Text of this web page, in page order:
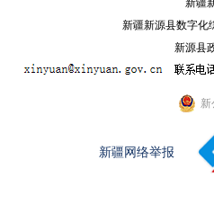
新疆
新疆新源县数字化
新源县
新
新疆网络举报